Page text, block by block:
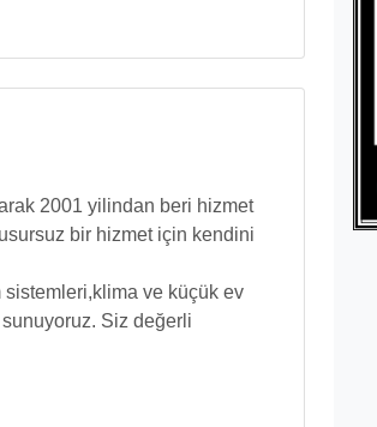
2001 yilindan beri hizmet
bir hizmet için kendini
ve küçük ev
Siz değerli